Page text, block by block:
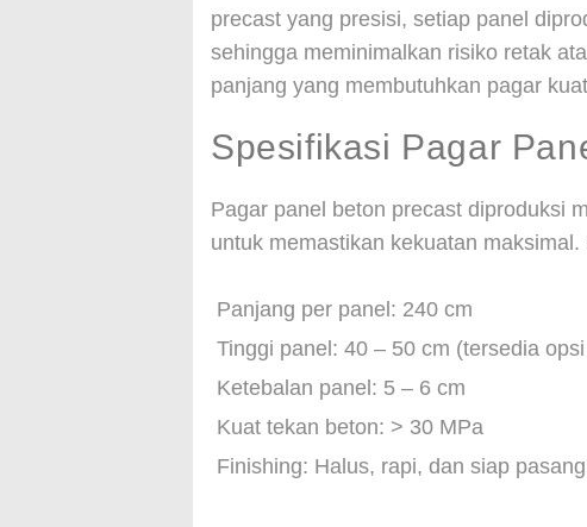
precast yang presisi, setiap panel
sehingga meminimalkan risiko retak
panjang yang membutuhkan pagar
Spesifikasi Pagar
Pagar panel beton precast diproduksi
untuk memastikan kekuatan
Panjang per panel: 240 cm
Tinggi panel: 40 – 50 cm (tersedia
Ketebalan panel: 5 – 6 cm
Kuat tekan beton: > 30 MPa
Finishing: Halus, rapi, dan siap pasang